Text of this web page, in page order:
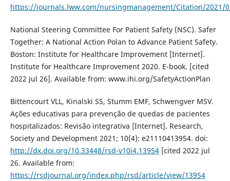
https://journals.lww.com/nursingmanagement/Citation/2021/
National Steering Committee For Patient Safety (NSC). Safer
Together: A National Action Polan to Advance Patient Safety.
Boston: Institute for Healthcare Improvement [Internet].
Institute for Healthcare Improvement 2020. E-book. [cited
2022 jul 26]. Available from: www.ihi.org/SafetyActionPlan
Bittencourt VLL, Kinalski SS, Stumm EMF, Schwengver MSV.
Ações educativas para prevenção de quedas de pacientes
hospitalizados: Revisão integrativa [Internet]. Research,
Society and Development 2021; 10(4): e21110413954. doi:
http://dx.doi.org/10.33448/rsd-v10i4.13954[cited 2022 jul
26. Available from:
https://rsdjournal.org/index.php/rsd/article/view/13954